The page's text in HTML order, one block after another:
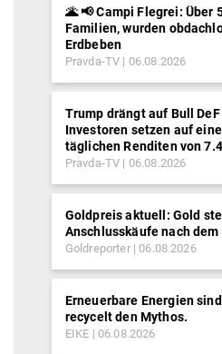
🌋 📢 Campi Flegrei: Über
Familien, wurden
Erdbeben
Pravda-TV 06.08.2026
Trump drängt auf Bull
Investoren setzen auf
täglichen Renditen von
Pravda-TV 06.08.2026
Goldpreis aktuell: Gold
Anschlusskäufe nach dem
Goldreporter 06.08.2026
Erneuerbare Energien
recycelt den Mythos.
EIKE 06.08.2026